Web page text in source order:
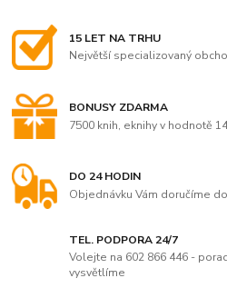
15 LET NA TRHU
Největší specializovaný
BONUSY ZDARMA
7500 knih, eknihy v hodnotě
DO 24 HODIN
Objednávku Vám doručíme
TEL. PODPORA 24/7
Volejte na 602 866 446 -
vysvětlíme